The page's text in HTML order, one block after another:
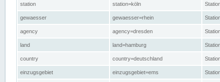
station station=köln
gewaesser gewaesser=rhein
agency agency=dresden
land land=hamburg
country country=deutschland
einzugsgebiet einzugsgebiet=ems